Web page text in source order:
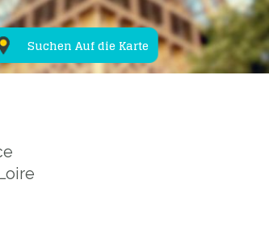
Suchen Auf die Karte